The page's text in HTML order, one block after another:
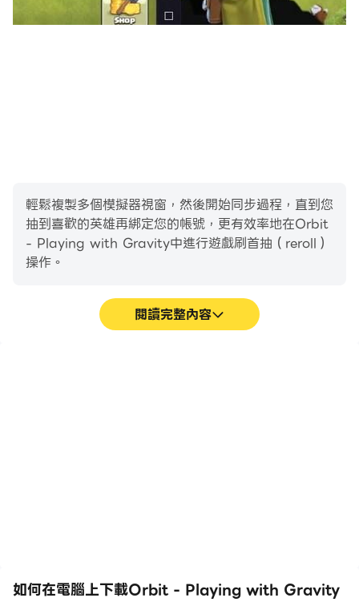
輕鬆複製多個模擬器視窗，然後開始同步過程，直到您
抽到喜歡的英雄再綁定您的帳號，更有效率地在Orbit
- Playing with Gravity中進行遊戲刷首抽（reroll）
操作。
閱讀完整內容
如何在電腦上下載Orbit - Playing with Gravity